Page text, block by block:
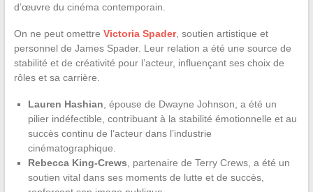
d’œuvre du cinéma contemporain.
On ne peut omettre Victoria Spader, soutien artistique et
personnel de James Spader. Leur relation a été une source de
stabilité et de créativité pour l’acteur, influençant ses choix de
rôles et sa carrière.
Lauren Hashian , épouse de Dwayne Johnson, a été un
pilier indéfectible, contribuant à la stabilité émotionnelle et au
succès continu de l’acteur dans l’industrie
cinématographique.
Rebecca King-Crews , partenaire de Terry Crews, a été un
soutien vital dans ses moments de lutte et de succès,